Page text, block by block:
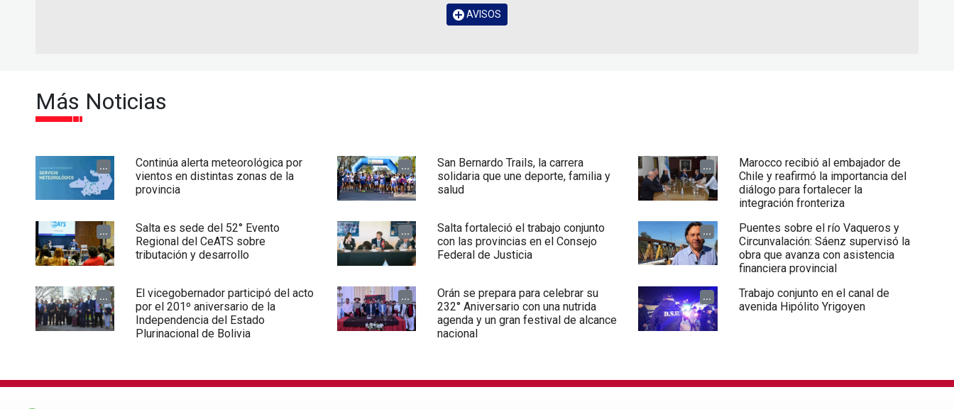
AVISOS
Más Noticias
...
Continúa alerta meteorológica por
vientos en distintas zonas de la
provincia
...
San Bernardo Trails, la carrera
solidaria que une deporte, familia y
salud
...
Marocco recibió al embajador de
Chile y reafirmó la importancia del
diálogo para fortalecer la
integración fronteriza
...
Salta es sede del 52° Evento
Regional del CeATS sobre
tributación y desarrollo
...
Salta fortaleció el trabajo conjunto
con las provincias en el Consejo
Federal de Justicia
...
Puentes sobre el río Vaqueros y
Circunvalación: Sáenz supervisó la
obra que avanza con asistencia
financiera provincial
...
El vicegobernador participó del acto
por el 201º aniversario de la
Independencia del Estado
Plurinacional de Bolivia
...
Orán se prepara para celebrar su
232° Aniversario con una nutrida
agenda y un gran festival de alcance
nacional
...
Trabajo conjunto en el canal de
avenida Hipólito Yrigoyen